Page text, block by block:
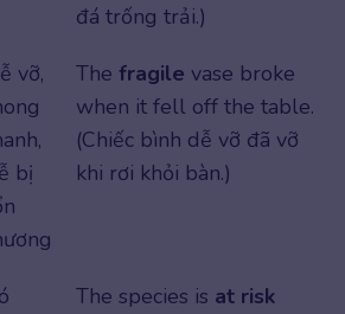
đá trống trải.)
vỡ,
bị
The fragile vase broke
when it fell off the table.
(Chiếc bình dễ vỡ đã vỡ
khi rơi khỏi bàn.)
The species is at risk